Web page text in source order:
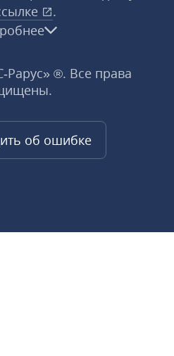
.
®. Все права
об ошибке